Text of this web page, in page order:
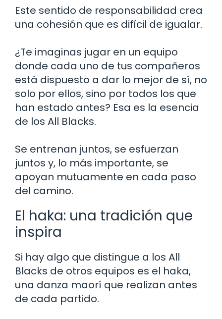
Este sentido de responsabilidad crea
una cohesión que es difícil de igualar.
¿Te imaginas jugar en un equipo
donde cada uno de tus compañeros
está dispuesto a dar lo mejor de sí, no
solo por ellos, sino por todos los que
han estado antes? Esa es la esencia
de los All Blacks.
Se entrenan juntos, se esfuerzan
juntos y, lo más importante, se
apoyan mutuamente en cada paso
del camino.
El haka: una tradición que
inspira
Si hay algo que distingue a los All
Blacks de otros equipos es el haka,
una danza maorí que realizan antes
de cada partido.